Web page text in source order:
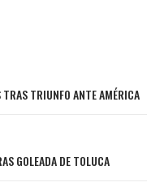
TRIUNFO ANTE AMÉRICA
GOLEADA DE TOLUCA